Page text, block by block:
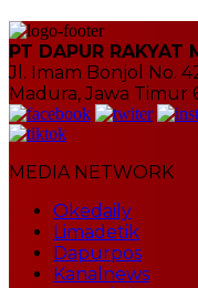
PT DAPUR RAKYAT
Jl. Imam Bonjol No.
Madura, Jawa Timur
MEDIA NETWORK
Okedaily
Limadetik
Dapurpos
Kanalnews